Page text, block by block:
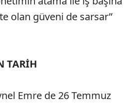
olan güveni de sarsar”
TARİH
Emre de 26 Temmuz